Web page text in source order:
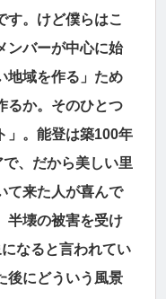
す。けど僕らはこ
ンバーが中心に始
地域を作る」ため
るか。そのひとつ
」。能登は築100年
、だから美しい里
て来た人が喜んで
半壊の被害を受け
なると言われてい
後にどういう風景